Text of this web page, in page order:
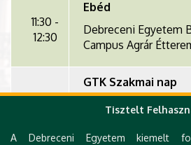
11:30 -
12:30
Ebéd
Debreceni Egyetem
Campus Agrár
12:30 -
GTK Szakmai nap
Debreceni Egyetem
Tisztelt
A Debreceni Egyetem kiemelt